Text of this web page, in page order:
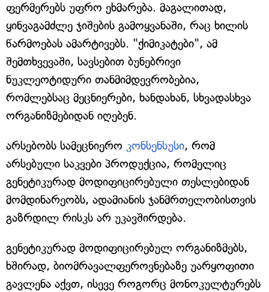
ფერმერებს უფრო ეხმარება. მაგალითად,
ყინვაგამძლე ჯიშების გამოყვანაში, რაც ხილის
წარმოებას ამარტივებს. "ქიმიკატები", ამ
შემთხვევაში, სავსებით ბუნებრივი
ნუკლეოტიდური თანმიმდევრობებია,
რომლებსაც მეცნიერები, ხანდახან, სხვადასხვა
ორგანიზმებიდან იღებენ.
არსებობს სამეცნიერო კონსენსუსი, რომ
არსებული საკვები პროდუქცია, რომელიც
გენეტიკურად მოდიფიცირებული თესლებიდან
მომდინარეობს, ადამიანის ჯანმრთელობისთვის
გაზრდილ რისკს არ უკავშირდება.
გენეტიკურად მოდიფიცირებულ ორგანიზმებს,
ხშირად, ბიომრავალფეროვნებაზე უარყოფითი
გავლენა აქვთ, ისევე როგორც მონოკულტურებს